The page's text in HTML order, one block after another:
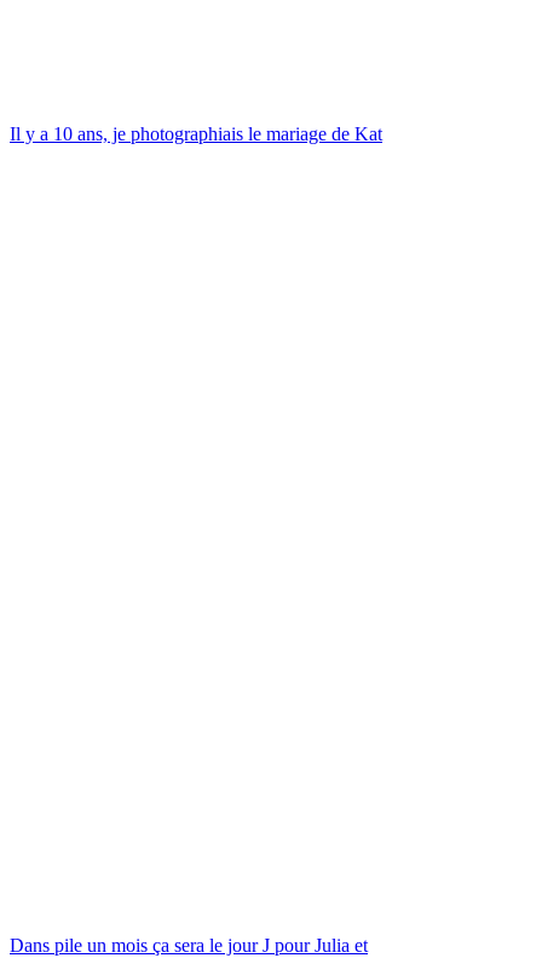
Il y a 10 ans, je photographiais le mariage de Kat
Dans pile un mois ça sera le jour J pour Julia et